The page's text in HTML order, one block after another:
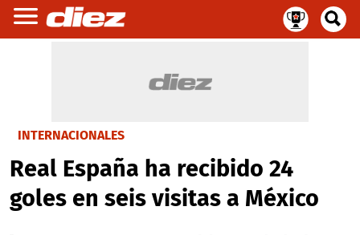
INTERNACIONALES
Real España ha recibido 24
goles en seis visitas a México